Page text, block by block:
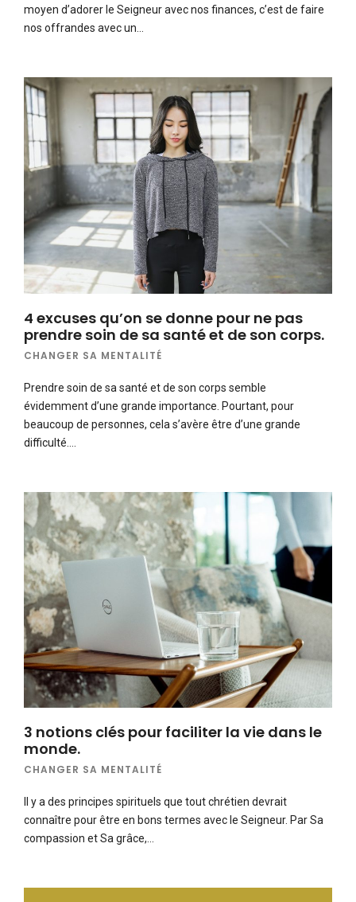
moyen d’adorer le Seigneur avec nos finances, c’est de faire
nos offrandes avec un…
4 excuses qu’on se donne pour ne pas
prendre soin de sa santé et de son corps.
CHANGER SA MENTALITÉ
Prendre soin de sa santé et de son corps semble
évidemment d’une grande importance. Pourtant, pour
beaucoup de personnes, cela s’avère être d’une grande
difficulté….
3 notions clés pour faciliter la vie dans le
monde.
CHANGER SA MENTALITÉ
Il y a des principes spirituels que tout chrétien devrait
connaître pour être en bons termes avec le Seigneur. Par Sa
compassion et Sa grâce,…